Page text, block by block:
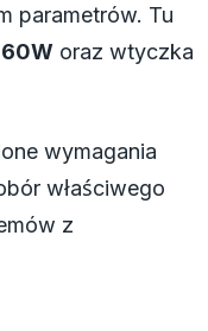
parametrów. Tu
60W oraz wtyczka
wymagania
właściwego
z